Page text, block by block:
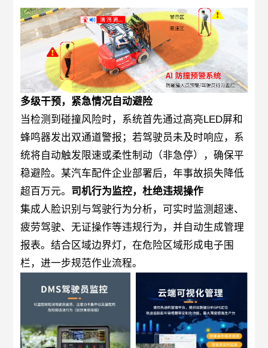
多级干预，紧急情况自动避险
当检测到碰撞风险时，系统首先通过高亮LED屏和
蜂鸣器发出双通道警报；若驾驶员未及时响应，系
统将自动触发限速或柔性制动（非急停），确保平
稳避险。某汽车配件企业部署后，年事故损失降低
超百万元。 司机行为监控，杜绝违规操作
集成人脸识别与驾驶行为分析，可实时监测超速、
疲劳驾驶、无证操作等违规行为，并自动生成管理
报表。结合区域边界灯，在危险区域形成电子围
栏，进一步规范作业流程。